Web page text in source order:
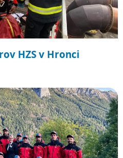
HZS v Hronci